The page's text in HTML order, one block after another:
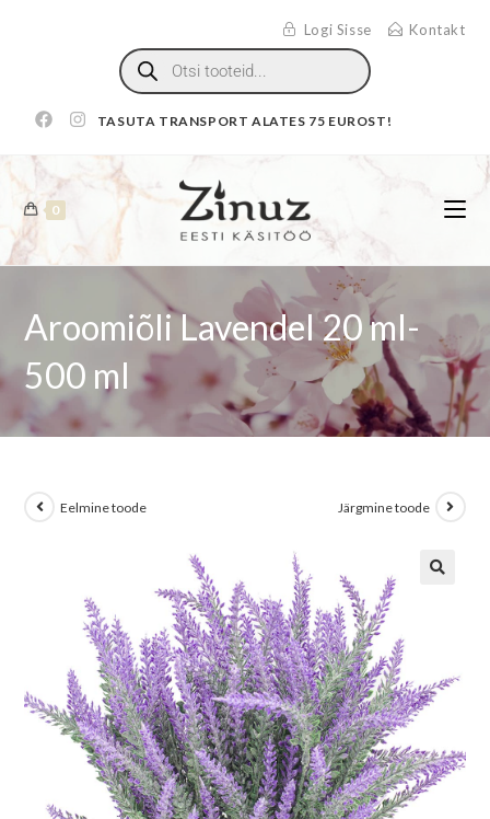
Logi Sisse Kontakt
TASUTA TRANSPORT ALATES 75 EUROST!
0
Aroomiõli Lavendel 20 ml-
500 ml
Eelmine toode Järgmine toode